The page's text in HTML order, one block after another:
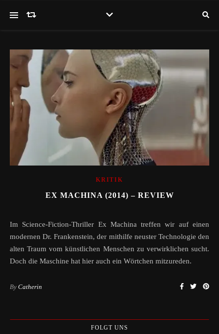
KRITIK
EX MACHINA (2014) – REVIEW
Im Science-Fiction-Thriller Ex Machina treffen wir auf einen
modernen Dr. Frankenstein, der mithilfe neuster Technologie den
alten Traum vom künstlichen Menschen zu verwirklichen sucht.
Doch die Maschine hat hier auch ein Wörtchen mitzureden.
By Catherin
FOLGT UNS